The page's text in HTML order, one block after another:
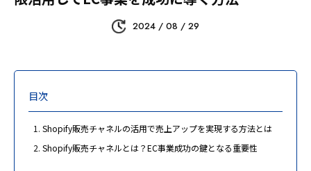
2024 / 08 / 29
目次
Shopify販売チャネルの活用で売上アップを実現する方法とは
Shopify販売チャネルとは？EC事業成功の鍵となる重要性